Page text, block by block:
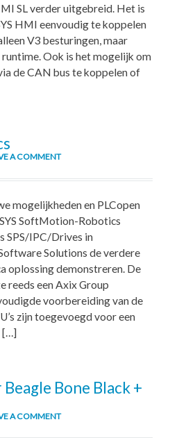
SL verder uitgebreid. Het is
HMI eenvoudig te koppelen
V3 besturingen, maar
runtime. Ook is het mogelijk om
de CAN bus te koppelen of
A COMMENT
mogelijkheden en PLCopen
SoftMotion-Robotics
SPS/IPC/Drives in
Solutions de verdere
oplossing demonstreren. De
reeds een Axix Group
voorbereiding van de
zijn toegevoegd voor een
[…]
Beagle Bone Black +
A COMMENT